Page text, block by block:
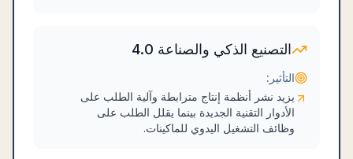
التصنيع الذكي والصناعة 4.0
التأثير:
يزيد نشر أنظمة إنتاج مترابطة وآلية الطلب على
الأدوار التقنية الجديدة بينما يقلل الطلب على
وظائف التشغيل اليدوي للماكينات.